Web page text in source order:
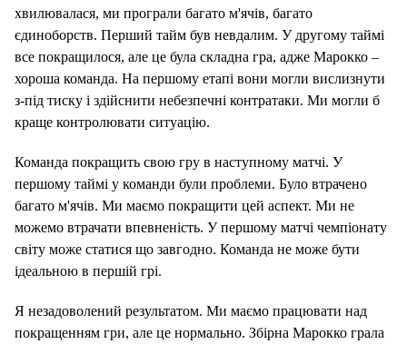
хвилювалася, ми програли багато м'ячів, багато
єдиноборств. Перший тайм був невдалим. У другому таймі
все покращилося, але це була складна гра, адже Марокко –
хороша команда. На першому етапі вони могли вислизнути
з-під тиску і здійснити небезпечні контратаки. Ми могли б
краще контролювати ситуацію.
Команда покращить свою гру в наступному матчі. У
першому таймі у команди були проблеми. Було втрачено
багато м'ячів. Ми маємо покращити цей аспект. Ми не
можемо втрачати впевненість. У першому матчі чемпіонату
світу може статися що завгодно. Команда не може бути
ідеальною в першій грі.
Я незадоволений результатом. Ми маємо працювати над
покращенням гри, але це нормально. Збірна Марокко грала